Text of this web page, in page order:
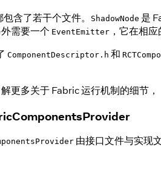
含了若干个文件。 ShadowNode 是
需要一个 EventEmitter ，它在相
ComponentDescriptor.h 和
更多关于 Fabric 运行机制的细节，
由接口文件与实现